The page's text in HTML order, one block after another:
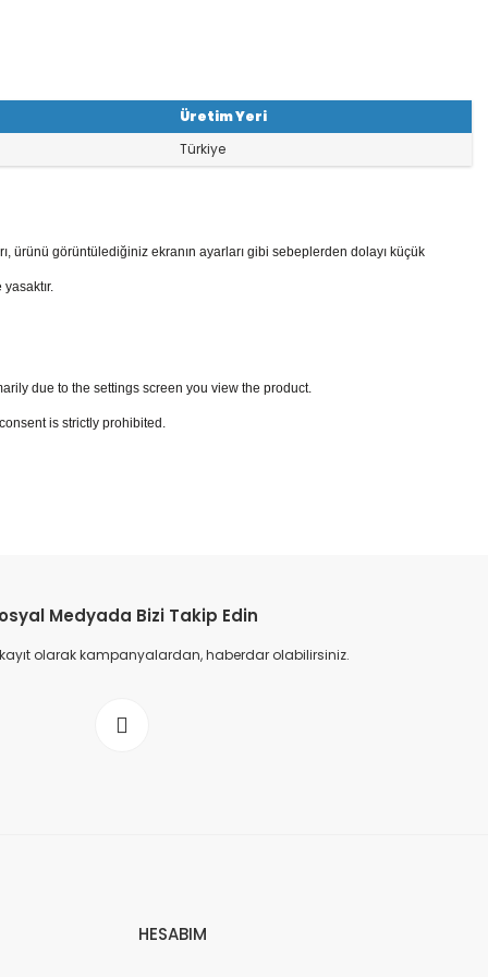
Üretim Yeri
Türkiye
ürünü görüntülediğiniz ekranın ayarları gibi sebeplerden dolayı küçük
due to the settings screen you view the product.
is strictly prohibited.
Medyada Bizi Takip Edin
olarak kampanyalardan, haberdar olabilirsiniz.
HESABIM